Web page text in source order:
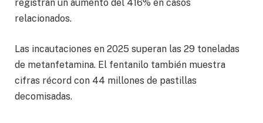
registran un aumento del 416% en casos
relacionados.
Las incautaciones en 2025 superan las 29 toneladas
de metanfetamina. El fentanilo también muestra
cifras récord con 44 millones de pastillas
decomisadas.